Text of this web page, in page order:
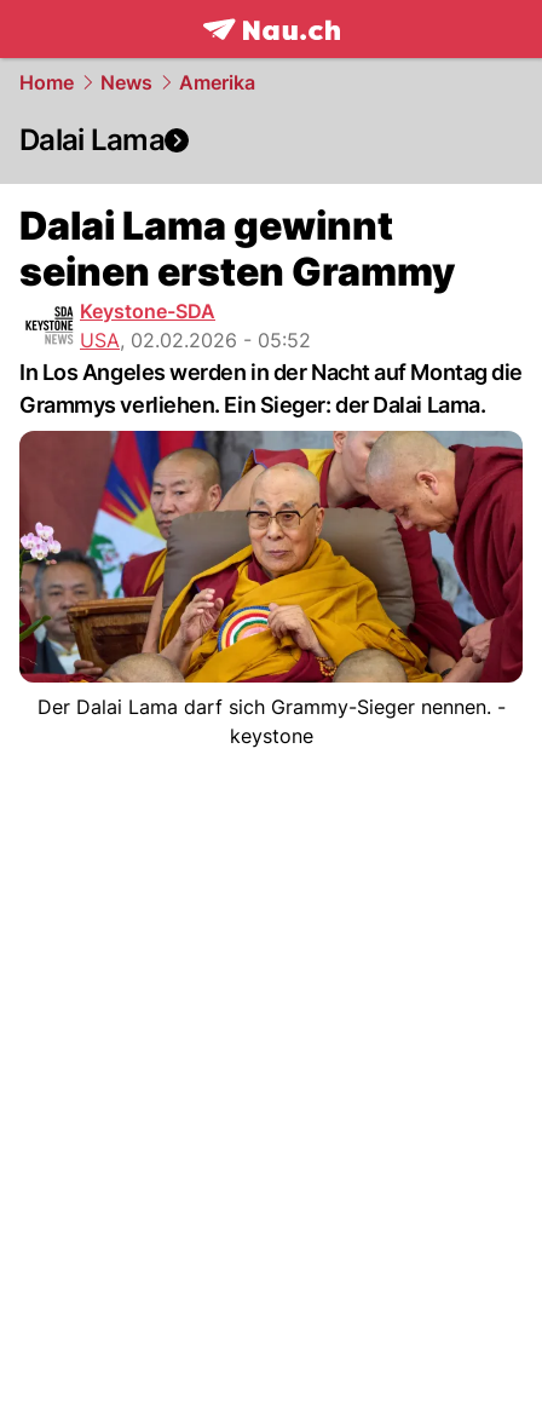
frontpage.NAU.ch
Home News Amerika
Dalai Lama
Dalai Lama gewinnt
seinen ersten Grammy
Keystone-SDA
USA, 02.02.2026 - 05:52
In Los Angeles werden in der Nacht auf Montag die
Grammys verliehen. Ein Sieger: der Dalai Lama.
Der Dalai Lama darf sich Grammy-Sieger nennen. -
keystone